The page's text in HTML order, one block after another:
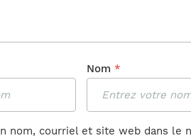
Nom *
nom, courriel et site web dans le